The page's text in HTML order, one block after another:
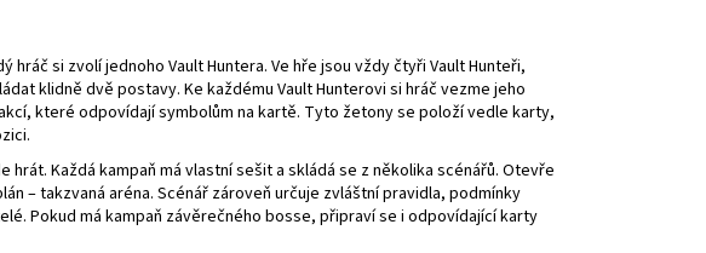
hráč si zvolí jednoho Vault Huntera. Ve hře jsou vždy čtyři Vault Hunteři,
klidně dvě postavy. Ke každému Vault Hunterovi si hráč vezme jeho
které odpovídají symbolům na kartě. Tyto žetony se položí vedle karty,
hrát. Každá kampaň má vlastní sešit a skládá se z několika scénářů. Otevře
– takzvaná aréna. Scénář zároveň určuje zvláštní pravidla, podmínky
Pokud má kampaň závěrečného bosse, připraví se i odpovídající karty